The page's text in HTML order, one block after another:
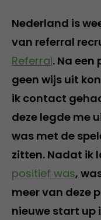
Nederland is
van referral
Referral. Na
geen wijs uit
ik contact
deze legde me
was met de
zitten. Nadat ik
positief was,
meer van deze
nieuwe start up